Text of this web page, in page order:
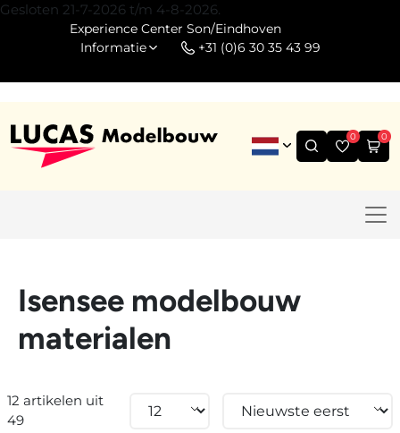
Gesloten 21-7-2026 t/m 4-8-2026.
Experience Center Son/Eindhoven
Informatie
+31 (0)6 30 35 43 99
0 0
Isensee modelbouw
materialen
12 artikelen uit
49